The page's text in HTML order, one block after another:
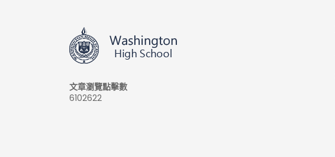
文章瀏覽點擊數
6102622